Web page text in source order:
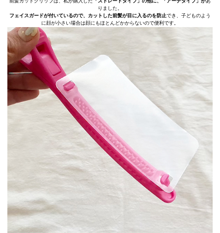
りました。
フェイスガードが付いているので、カットした前髪が目に入るのを防止でき、子どものよう
に顔が小さい場合は顔にもほとんどかからないので便利です。